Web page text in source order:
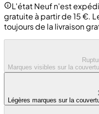
L'état Neuf n'est
gratuite à partir de 15 €.
toujours de la livraison
Marques visibles sur la
Légères marques sur la